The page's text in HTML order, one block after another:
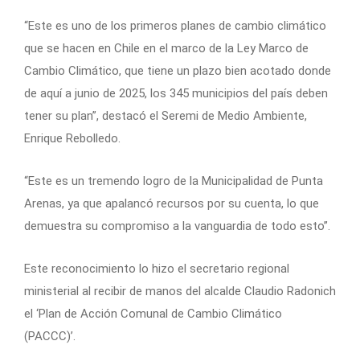
“Este es uno de los primeros planes de cambio climático
que se hacen en Chile en el marco de la Ley Marco de
Cambio Climático, que tiene un plazo bien acotado donde
de aquí a junio de 2025, los 345 municipios del país deben
tener su plan”, destacó el Seremi de Medio Ambiente,
Enrique Rebolledo.
“Este es un tremendo logro de la Municipalidad de Punta
Arenas, ya que apalancó recursos por su cuenta, lo que
demuestra su compromiso a la vanguardia de todo esto”.
Este reconocimiento lo hizo el secretario regional
ministerial al recibir de manos del alcalde Claudio Radonich
el ‘Plan de Acción Comunal de Cambio Climático
(PACCC)’.